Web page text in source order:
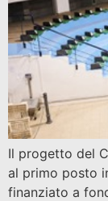
Il progetto del
al primo posto
finanziato a